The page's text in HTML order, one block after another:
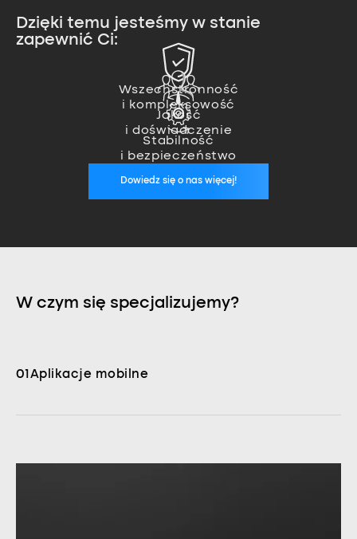
Dzięki temu jesteśmy w stanie
zapewnić Ci:
Wszechstronność
i kompleksowość
Zajmujemy się pełną realizacją
projektu od pomysłu, przez
wykonanie, aż po wdrożenie.
Jakość
i doświadczenie
Nasz team ekspertów pozwala
nam na realizację nawet
najbardziej zaawansowanych
projektów.
Stabilność
i bezpieczeństwo
Jesteśmy zawsze, kiedy nas
potrzebujesz. Zapewniamy stałą
opiekę wykwalifikowanego
specjalisty, który zadba o
stabilność Twoich aplikacji.
Dowiedz się o nas więcej!
W czym się specjalizujemy?
01 Aplikacje mobilne